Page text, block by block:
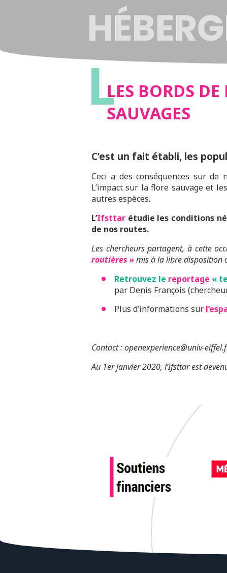
LLES BORDS
SAUVAGES
C’est un fait établi, les
Ceci a des conséquences sur
L’impact sur la flore sauvage et
autres espèces.
L’Ifsttar étudie les conditions
de nos routes.
Les chercheurs partagent, à cette
routières »mis à la libre disposition
Retrouvez le reportage «
par Denis François
Plus d’informations sur l’
Contact : openexperience@univ-
Au 1er janvier 2020, l’Ifsttar est